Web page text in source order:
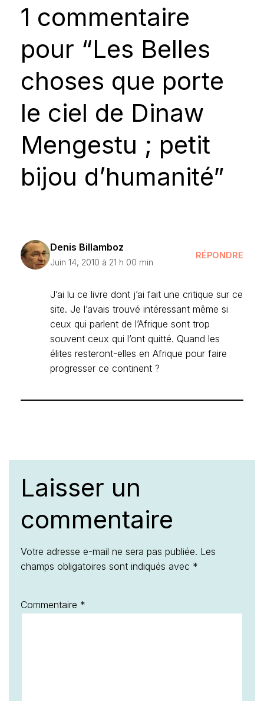
1 commentaire
pour “Les Belles
choses que porte
le ciel de Dinaw
Mengestu ; petit
bijou d’humanité”
Denis Billamboz
Juin 14, 2010 à 21 h 00 min
RÉPONDRE
J’ai lu ce livre dont j’ai fait une critique sur ce
site. Je l’avais trouvé intéressant même si
ceux qui parlent de l’Afrique sont trop
souvent ceux qui l’ont quitté. Quand les
élites resteront-elles en Afrique pour faire
progresser ce continent ?
Laisser un
commentaire
Votre adresse e-mail ne sera pas publiée. Les
champs obligatoires sont indiqués avec *
Commentaire *